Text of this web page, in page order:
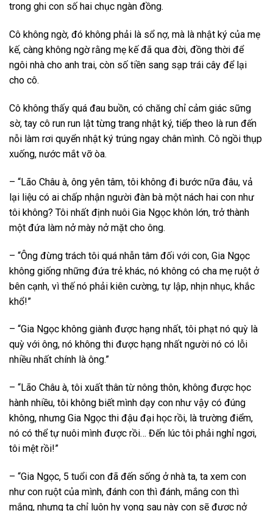
trong ghi con số hai chục ngàn đồng.
Cô không ngờ, đó không phải là sổ nợ, mà là nhật ký của mẹ
kế, càng không ngờ rằng mẹ kế đã qua đời, đồng thời để
ngôi nhà cho anh trai, còn số tiền sang sạp trái cây để lại
cho cô.
Cô không thấy quá đau buồn, có chăng chỉ cảm giác sững
sờ, tay cô run run lật từng trang nhật ký, tiếp theo là run đến
nỗi làm rơi quyển nhật ký trúng ngay chân mình. Cô ngồi thụp
xuống, nước mắt vỡ òa.
– “Lão Châu à, ông yên tâm, tôi không đi bước nữa đâu, vả
lại liệu có ai chấp nhận người đàn bà một nách hai con như
tôi không? Tôi nhất định nuôi Gia Ngọc khôn lớn, trở thành
một đứa làm nở mày nở mặt cho ông.
– “Ông đừng trách tôi quá nhẫn tâm đối với con, Gia Ngọc
không giống những đứa trẻ khác, nó không có cha mẹ ruột ở
bên cạnh, vì thế nó phải kiên cường, tự lập, nhịn nhục, khắc
khổ!”
– “Gia Ngọc không giành được hạng nhất, tôi phạt nó quỳ là
quỳ với ông, nó không thi được hạng nhất người nó có lỗi
nhiều nhất chính là ông.”
– “Lão Châu à, tôi xuất thân từ nông thôn, không được học
hành nhiều, tôi không biết mình dạy con như vậy có đúng
không, nhưng Gia Ngọc thi đậu đại học rồi, là trường điểm,
nó có thể tự nuôi mình được rồi… Đến lúc tôi phải nghỉ ngơi,
tôi mệt rồi!”
– “Gia Ngọc, 5 tuổi con đã đến sống ở nhà ta, ta xem con
như con ruột của mình, đánh con thì đánh, mắng con thì
mắng, nhưng ta chỉ luôn hy vọng sau này con sẽ được nở